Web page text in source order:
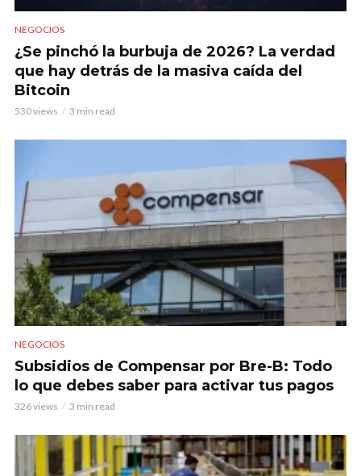
NEGOCIOS
¿Se pinchó la burbuja de 2026? La verdad
que hay detrás de la masiva caída del
Bitcoin
530 views 3 min read
NEGOCIOS
Subsidios de Compensar por Bre-B: Todo
lo que debes saber para activar tus pagos
326 views 3 min read